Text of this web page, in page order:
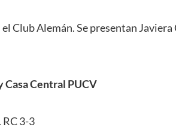
Club Alemán. Se presentan
Casa Central PUCV
3-3